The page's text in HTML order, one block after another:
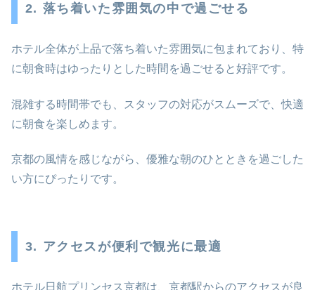
2. 落ち着いた雰囲気の中で過ごせる
ホテル全体が上品で落ち着いた雰囲気に包まれており、特
に朝食時はゆったりとした時間を過ごせると好評です。
混雑する時間帯でも、スタッフの対応がスムーズで、快適
に朝食を楽しめます。
京都の風情を感じながら、優雅な朝のひとときを過ごした
い方にぴったりです。
3. アクセスが便利で観光に最適
ホテル日航プリンセス京都は、京都駅からのアクセスが良